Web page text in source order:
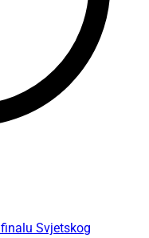
Svjetskog